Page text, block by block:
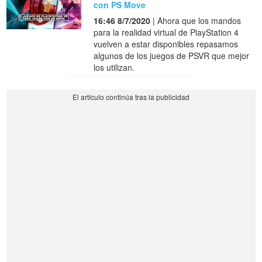
con PS Move
16:46 8/7/2020 | Ahora que los mandos
para la realidad virtual de PlayStation 4
vuelven a estar disponibles repasamos
algunos de los juegos de PSVR que mejor
los utilizan.